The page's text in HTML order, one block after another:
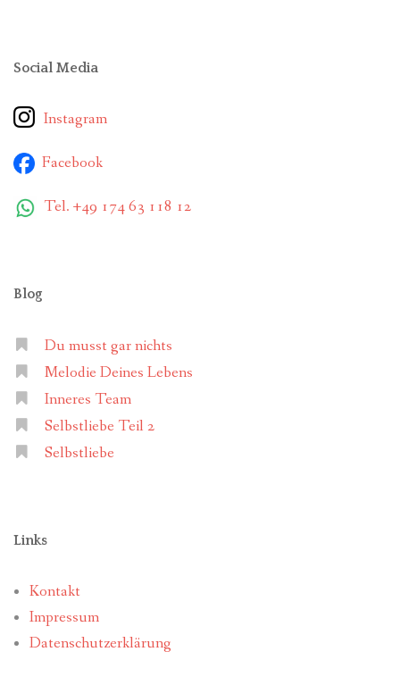
Social Media
Instagram
Facebook
Tel. +49 174 63 118 12
Blog
Du musst gar nichts
Melodie Deines Lebens
Inneres Team
Selbstliebe Teil 2
Selbstliebe
Links
Kontakt
Impressum
Datenschutzerklärung